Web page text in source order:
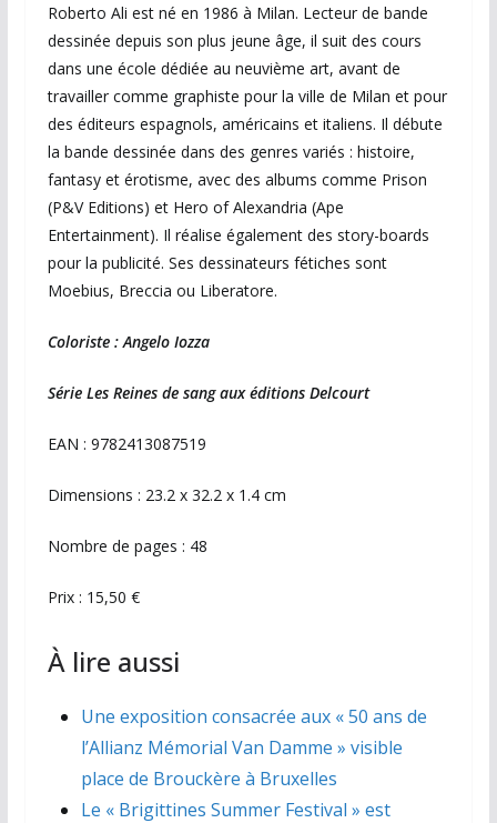
Roberto Ali est né en 1986 à Milan. Lecteur de bande
dessinée depuis son plus jeune âge, il suit des cours
dans une école dédiée au neuvième art, avant de
travailler comme graphiste pour la ville de Milan et pour
des éditeurs espagnols, américains et italiens. Il débute
la bande dessinée dans des genres variés : histoire,
fantasy et érotisme, avec des albums comme Prison
(P&V Editions) et Hero of Alexandria (Ape
Entertainment). Il réalise également des story-boards
pour la publicité. Ses dessinateurs fétiches sont
Moebius, Breccia ou Liberatore.
Coloriste : Angelo Iozza
Série Les Reines de sang aux éditions Delcourt
EAN : 9782413087519
Dimensions : 23.2 x 32.2 x 1.4 cm
Nombre de pages : 48
Prix : 15,50 €
À lire aussi
Une exposition consacrée aux « 50 ans de
l’Allianz Mémorial Van Damme » visible
place de Brouckère à Bruxelles
Le « Brigittines Summer Festival » est